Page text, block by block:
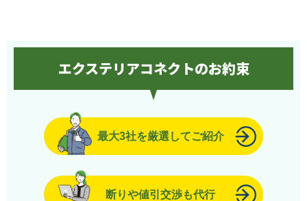
エクステリアコネクトのお約束
最大3社を厳選してご紹介
断りや値引交渉も代行